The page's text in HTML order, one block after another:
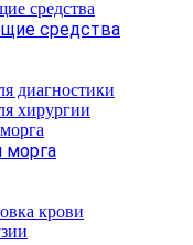
средства
диагностики
хирургии
морга
крови